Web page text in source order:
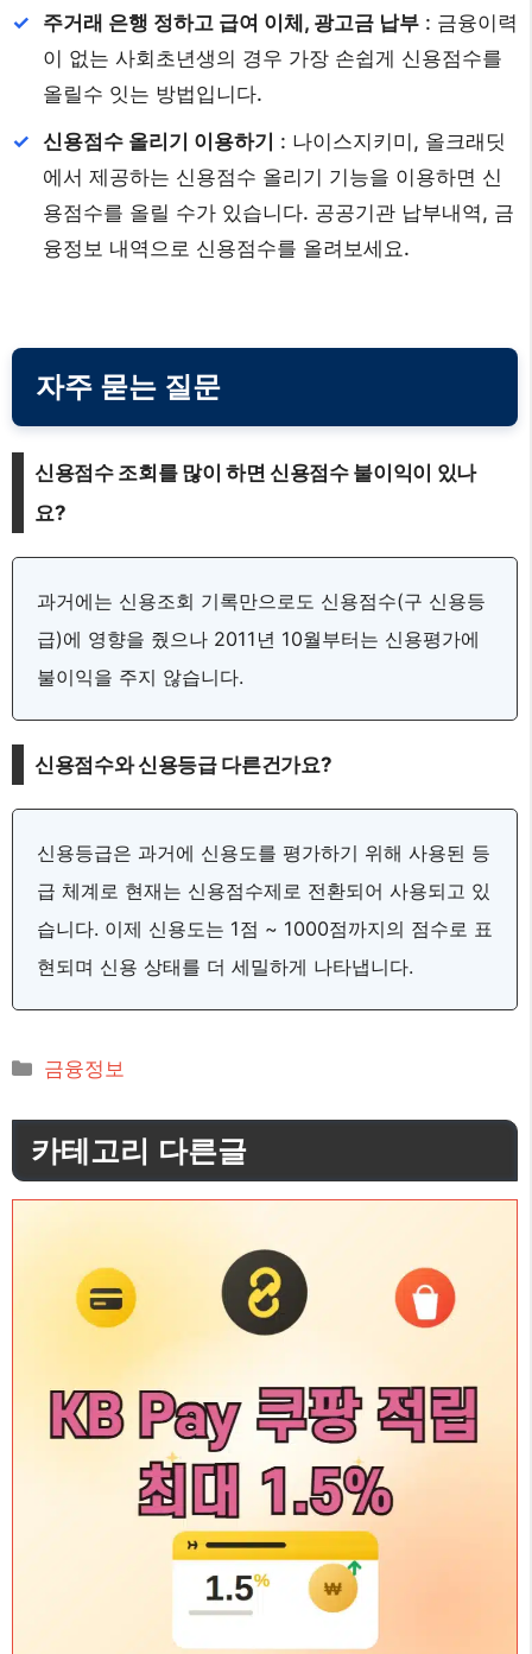
주거래 은행 정하고 급여 이체, 광고금 납부 : 금융이력
이 없는 사회초년생의 경우 가장 손쉽게 신용점수를
올릴수 잇는 방법입니다.
신용점수 올리기 이용하기 : 나이스지키미, 올크래딧
에서 제공하는 신용점수 올리기 기능을 이용하면 신
용점수를 올릴 수가 있습니다. 공공기관 납부내역, 금
융정보 내역으로 신용점수를 올려보세요.
자주 묻는 질문
신용점수 조회를 많이 하면 신용점수 불이익이 있나
요?
과거에는 신용조회 기록만으로도 신용점수(구 신용등
급)에 영향을 줬으나 2011년 10월부터는 신용평가에
불이익을 주지 않습니다.
신용점수와 신용등급 다른건가요?
신용등급은 과거에 신용도를 평가하기 위해 사용된 등
급 체계로 현재는 신용점수제로 전환되어 사용되고 있
습니다. 이제 신용도는 1점 ~ 1000점까지의 점수로 표
현되며 신용 상태를 더 세밀하게 나타냅니다.
카
고
리
금융정보
카테고리 다른글